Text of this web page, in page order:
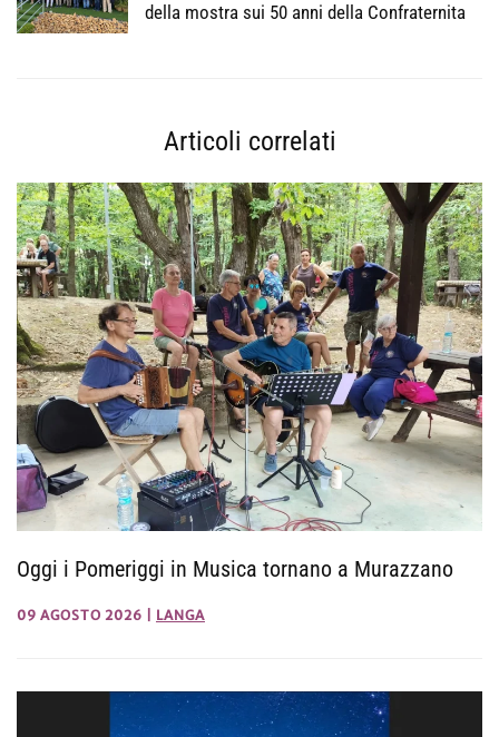
della mostra sui 50 anni della Confraternita
Articoli correlati
Oggi i Pomeriggi in Musica tornano a Murazzano
09 AGOSTO 2026 LANGA